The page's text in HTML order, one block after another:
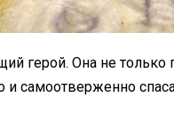
герой. Она не только
и самоотверженно